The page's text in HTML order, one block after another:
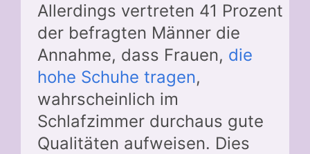
Allerdings vertreten 41 Prozent
der befragten Männer die
Annahme, dass Frauen, die
hohe Schuhe tragen,
wahrscheinlich im
Schlafzimmer durchaus gute
Qualitäten aufweisen. Dies